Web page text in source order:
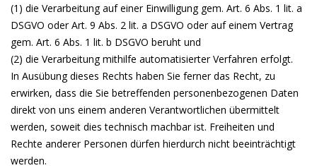
(1) die Verarbeitung auf einer Einwilligung gem. Art. 6 Abs. 1 lit. a
DSGVO oder Art. 9 Abs. 2 lit. a DSGVO oder auf einem Vertrag
gem. Art. 6 Abs. 1 lit. b DSGVO beruht und
(2) die Verarbeitung mithilfe automatisierter Verfahren erfolgt.
In Ausübung dieses Rechts haben Sie ferner das Recht, zu
erwirken, dass die Sie betreffenden personenbezogenen Daten
direkt von uns einem anderen Verantwortlichen übermittelt
werden, soweit dies technisch machbar ist. Freiheiten und
Rechte anderer Personen dürfen hierdurch nicht beeinträchtigt
werden.